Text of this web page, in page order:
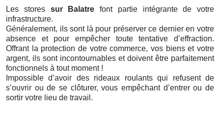
Les stores sur Balatre font partie intégrante de votre
infrastructure.
Généralement, ils sont là pour préserver ce dernier en votre
absence et pour empêcher toute tentative d’effraction.
Offrant la protection de votre commerce, vos biens et votre
argent, ils sont incontournables et doivent être parfaitement
fonctionnels à tout moment !
Impossible d’avoir des rideaux roulants qui refusent de
s’ouvrir ou de se clôturer, vous empêchant d’entrer ou de
sortir votre lieu de travail.